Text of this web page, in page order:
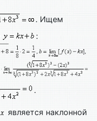
. Ищем
:
.
является наклонной